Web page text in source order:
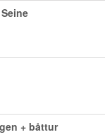
+ båttur